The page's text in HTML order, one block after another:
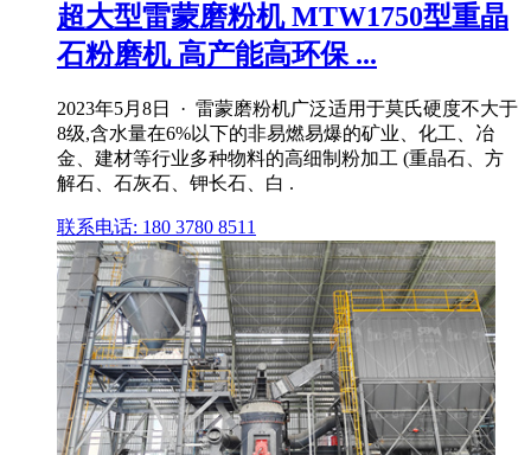
超大型雷蒙磨粉机 MTW1750型重晶
石粉磨机 高产能高环保 ...
2023年5月8日 · 雷蒙磨粉机广泛适用于莫氏硬度不大于
8级,含水量在6%以下的非易燃易爆的矿业、化工、冶
金、建材等行业多种物料的高细制粉加工 (重晶石、方
解石、石灰石、钾长石、白 .
联系电话: 180 3780 8511